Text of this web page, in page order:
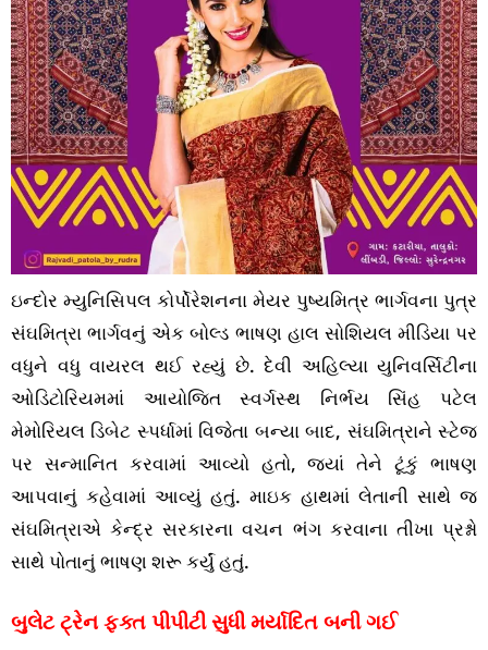
ઇન્દોર મ્યુનિસિપલ કોર્પોરેશનના મેયર પુષ્યમિત્ર ભાર્ગવના પુત્ર
સંઘમિત્રા ભાર્ગવનું એક બોલ્ડ ભાષણ હાલ સોશિયલ મીડિયા પર
વધુને વધુ વાયરલ થઈ રહ્યું છે. દેવી અહિલ્યા યુનિવર્સિટીના
ઓડિટોરિયમમાં આયોજિત સ્વર્ગસ્થ નિર્ભય સિંહ પટેલ
મેમોરિયલ ડિબેટ સ્પર્ધામાં વિજેતા બન્યા બાદ, સંઘમિત્રાને સ્ટેજ
પર સન્માનિત કરવામાં આવ્યો હતો, જ્યાં તેને ટૂંકું ભાષણ
આપવાનું કહેવામાં આવ્યું હતું. માઇક હાથમાં લેતાની સાથે જ
સંઘમિત્રાએ કેન્દ્ર સરકારના વચન ભંગ કરવાના તીખા પ્રશ્નો
સાથે પોતાનું ભાષણ શરૂ કર્યું હતું.
બુલેટ ટ્રેન ફક્ત પીપીટી સુધી મર્યાદિત બની ગઈ